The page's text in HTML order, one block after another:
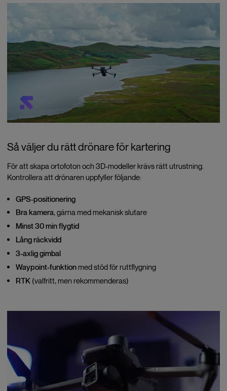
Så väljer du rätt drönare för kartering
För att skapa ortofoton och 3D-modeller krävs rätt utrustning.
Kontrollera att drönaren uppfyller följande:
GPS-positionering
Bra kamera, gärna med mekanisk slutare
Minst 30 min flygtid
Lång räckvidd
3-axlig gimbal
Waypoint-funktion med stöd för ruttflygning
RTK (valfritt, men rekommenderas)